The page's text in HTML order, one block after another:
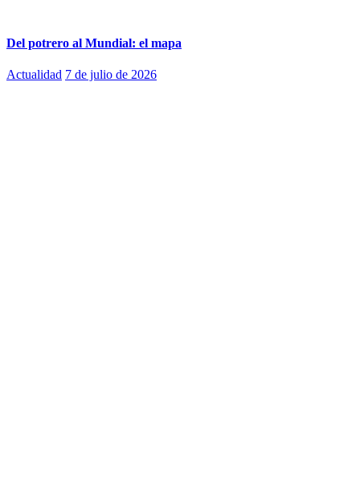
Del potrero al Mundial: el mapa
Actualidad 7 de julio de 2026